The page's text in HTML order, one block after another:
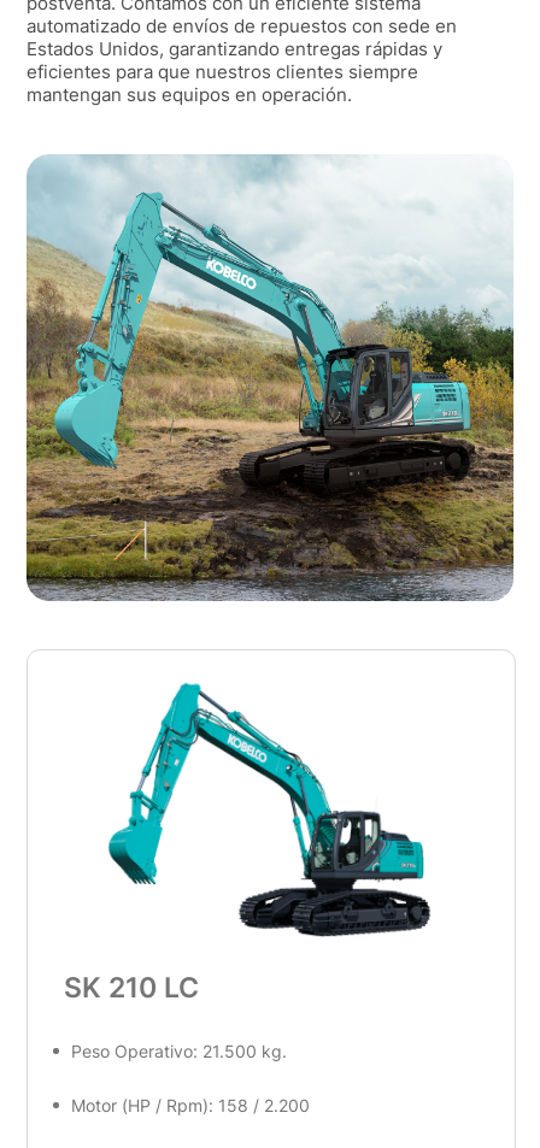
automatizado de envíos de repuestos con sede en
Estados Unidos, garantizando entregas rápidas y
eficientes para que nuestros clientes siempre
mantengan sus equipos en operación.
SK 210 LC
Peso Operativo: 21.500 kg.
Motor (HP / Rpm): 158 / 2.200